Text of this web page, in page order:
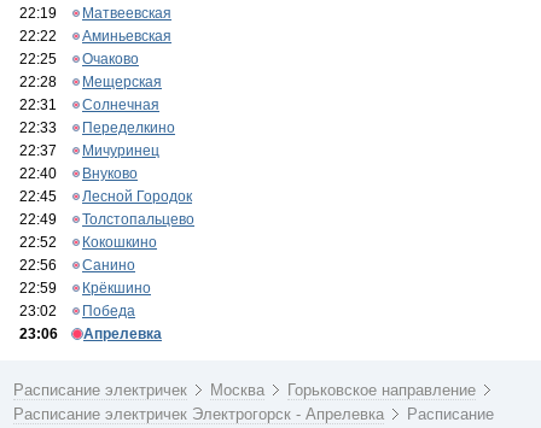
22:19
Матвеевская
22:22
Аминьевская
22:25
Очаково
22:28
Мещерская
22:31
Солнечная
22:33
Переделкино
22:37
Мичуринец
22:40
Внуково
22:45
Лесной Городок
22:49
Толстопальцево
22:52
Кокошкино
22:56
Санино
22:59
Крёкшино
23:02
Победа
23:06
Апрелевка
Расписание электричек Москва
Горьковское направление
Расписание электричек Электрогорск - Апрелевка
Расписание